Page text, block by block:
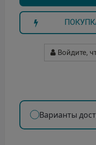
Войдите,
Варианты